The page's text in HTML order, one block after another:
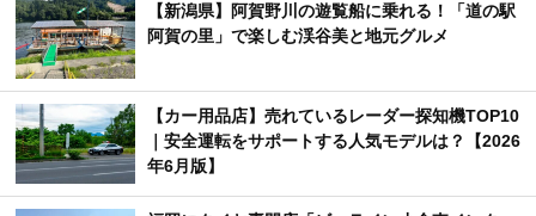
【新潟県】阿賀野川の遊覧船に乗れる！「道の駅
阿賀の里」で楽しむ渓谷美と地元グルメ
【カー用品店】売れているレーダー探知機TOP10
｜安全運転をサポートする人気モデルは？【2026
年6月版】